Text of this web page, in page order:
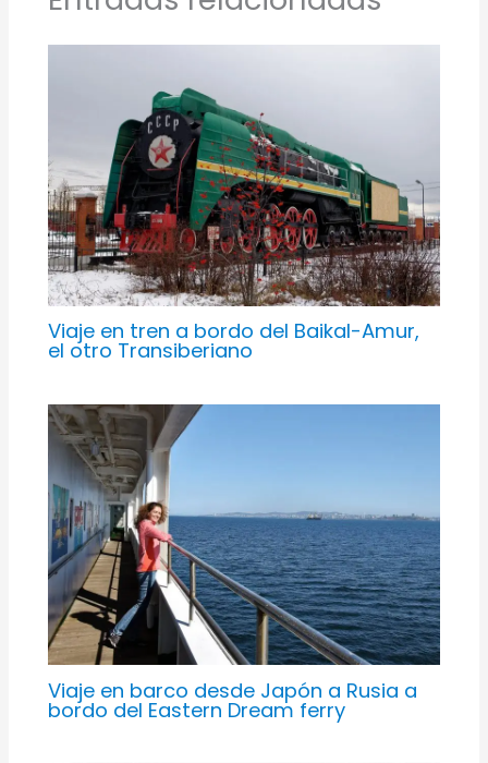
Viaje en tren a bordo del Baikal-Amur,
el otro Transiberiano
Viaje en barco desde Japón a Rusia a
bordo del Eastern Dream ferry